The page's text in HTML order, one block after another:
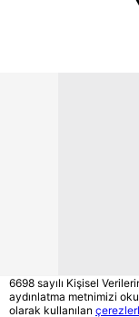
6698 sayılı Kişisel
aydınlatma metnimizi
olarak kullanılan